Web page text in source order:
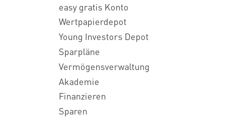
easy gratis Konto
Wertpapierdepot
Young Investors Depot
Sparpläne
Vermögensverwaltung
Akademie
Finanzieren
Sparen